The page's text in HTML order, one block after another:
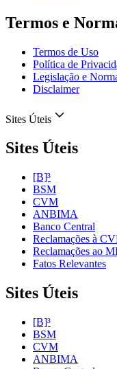
Termos e
Termos de Uso
Política de
Legislação e
Disclaimer
Sites Úteis
Sites Úteis
[B]³
BSM
CVM
ANBIMA
Banco Central
Reclamações à
Reclamações ao
Fatos Relevantes
Sites Úteis
[B]³
BSM
CVM
ANBIMA